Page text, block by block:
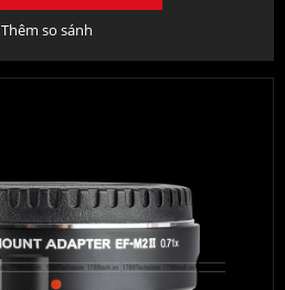
Thêm so sánh